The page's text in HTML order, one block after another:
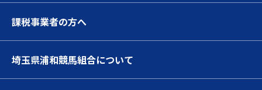
課税事業者の方へ
埼玉県浦和競馬組合について